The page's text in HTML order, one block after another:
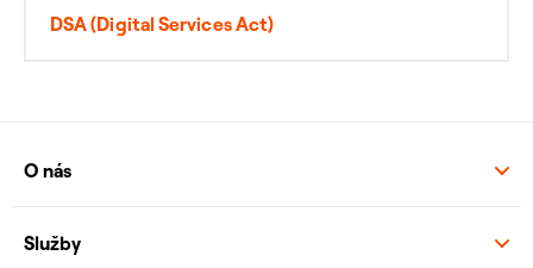
DSA (Digital Services Act)
O nás
Služby